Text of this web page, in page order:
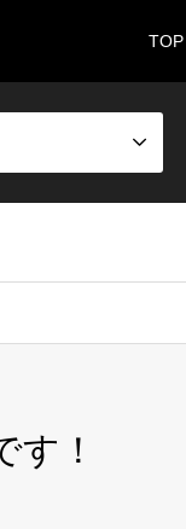
TOP
す！